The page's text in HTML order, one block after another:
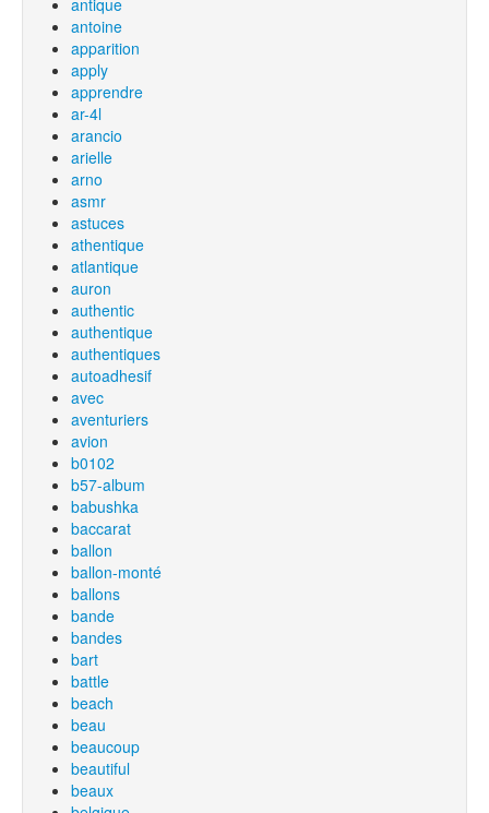
antique
antoine
apparition
apply
apprendre
ar-4l
arancio
arielle
arno
asmr
astuces
athentique
atlantique
auron
authentic
authentique
authentiques
autoadhesif
avec
aventuriers
avion
b0102
b57-album
babushka
baccarat
ballon
ballon-monté
ballons
bande
bandes
bart
battle
beach
beau
beaucoup
beautiful
beaux